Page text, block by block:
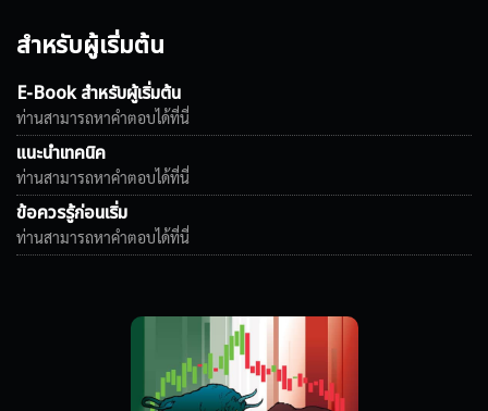
สำหรับผู้เริ่มต้น
E-Book สำหรับผู้เริ่มต้น
ท่านสามารถหาคำตอบได้ที่นี่
แนะนำเทคนิค
ท่านสามารถหาคำตอบได้ที่นี่
ข้อควรรู้ก่อนเริ่ม
ท่านสามารถหาคำตอบได้ที่นี่